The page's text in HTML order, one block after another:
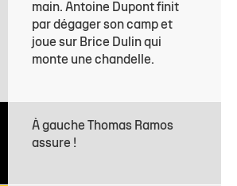
main. Antoine Dupont finit
par dégager son camp et
joue sur Brice Dulin qui
monte une chandelle.
À gauche Thomas Ramos
assure !